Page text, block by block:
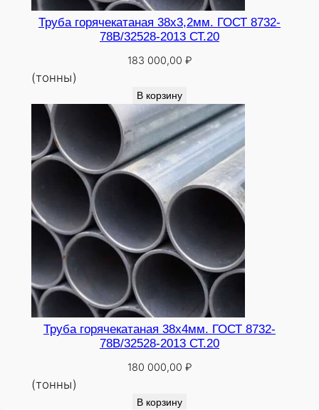
Труба горячекатаная 38х3,2мм. ГОСТ 8732-
78В/32528-2013 СТ.20
183 000,00 ₽
(тонны)
В корзину
Труба горячекатаная 38х4мм. ГОСТ 8732-
78В/32528-2013 СТ.20
180 000,00 ₽
(тонны)
В корзину